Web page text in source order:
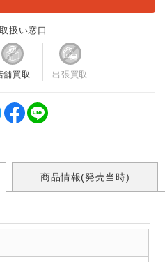
扱い窓口
舗買取 出張買取
商品情報(発売当時)